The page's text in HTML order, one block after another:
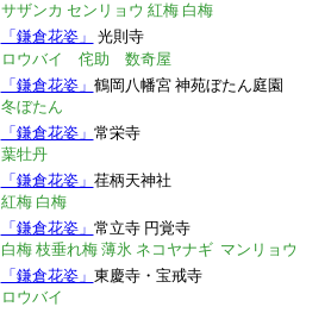
サザンカ センリョウ 紅梅 白梅
「鎌倉花姿」
光則寺
ロウバイ 侘助 数奇屋
「鎌倉花姿」 鶴岡八幡宮 神苑ぼたん庭園
冬ぼたん
「鎌倉花姿」 常栄寺
葉牡丹
「鎌倉花姿」 荏柄天神社
紅梅 白梅
「鎌倉花姿」 常立寺 円覚寺
白梅 枝垂れ梅 薄氷 ネコヤナギ マンリョウ
「鎌倉花姿」 東慶寺・宝戒寺
ロウバイ